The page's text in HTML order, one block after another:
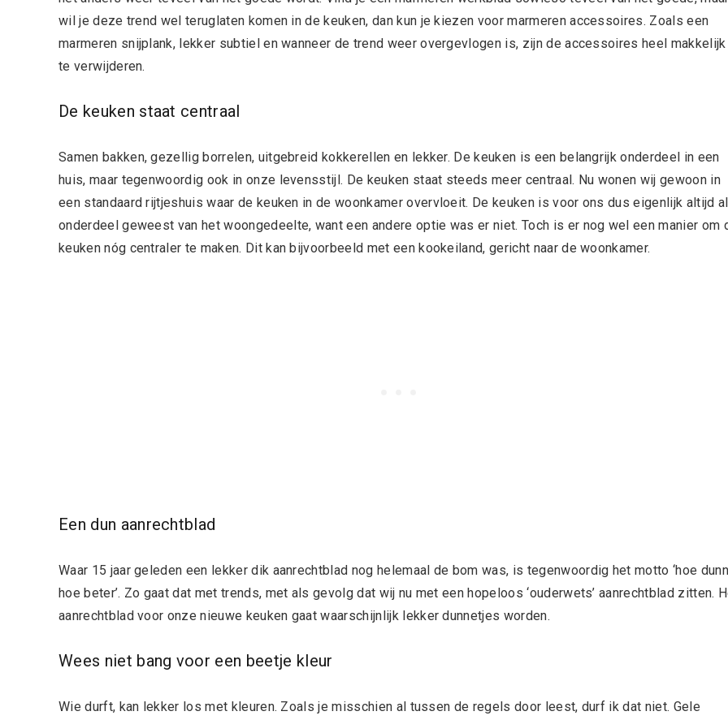
wil je deze trend wel teruglaten komen in de keuken, dan kun je kiezen voor marmeren accessoires. Zoals een
marmeren snijplank, lekker subtiel en wanneer de trend weer overgevlogen is, zijn de accessoires heel makkelijk
te verwijderen.
De keuken staat centraal
Samen bakken, gezellig borrelen, uitgebreid kokkerellen en lekker. De keuken is een belangrijk onderdeel in een
huis, maar tegenwoordig ook in onze levensstijl. De keuken staat steeds meer centraal. Nu wonen wij gewoon in
een standaard rijtjeshuis waar de keuken in de woonkamer overvloeit. De keuken is voor ons dus eigenlijk altijd al
onderdeel geweest van het woongedeelte, want een andere optie was er niet. Toch is er nog wel een manier om
keuken nóg centraler te maken. Dit kan bijvoorbeeld met een kookeiland, gericht naar de woonkamer.
Een dun aanrechtblad
Waar 15 jaar geleden een lekker dik aanrechtblad nog helemaal de bom was, is tegenwoordig het motto ‘hoe
hoe beter’. Zo gaat dat met trends, met als gevolg dat wij nu met een hopeloos ‘ouderwets’ aanrechtblad zitten.
aanrechtblad voor onze nieuwe keuken gaat waarschijnlijk lekker dunnetjes worden.
Wees niet bang voor een beetje kleur
Wie durft, kan lekker los met kleuren. Zoals je misschien al tussen de regels door leest, durf ik dat niet. Gele